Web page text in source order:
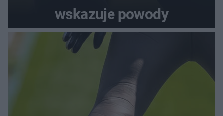
wskazuje powody